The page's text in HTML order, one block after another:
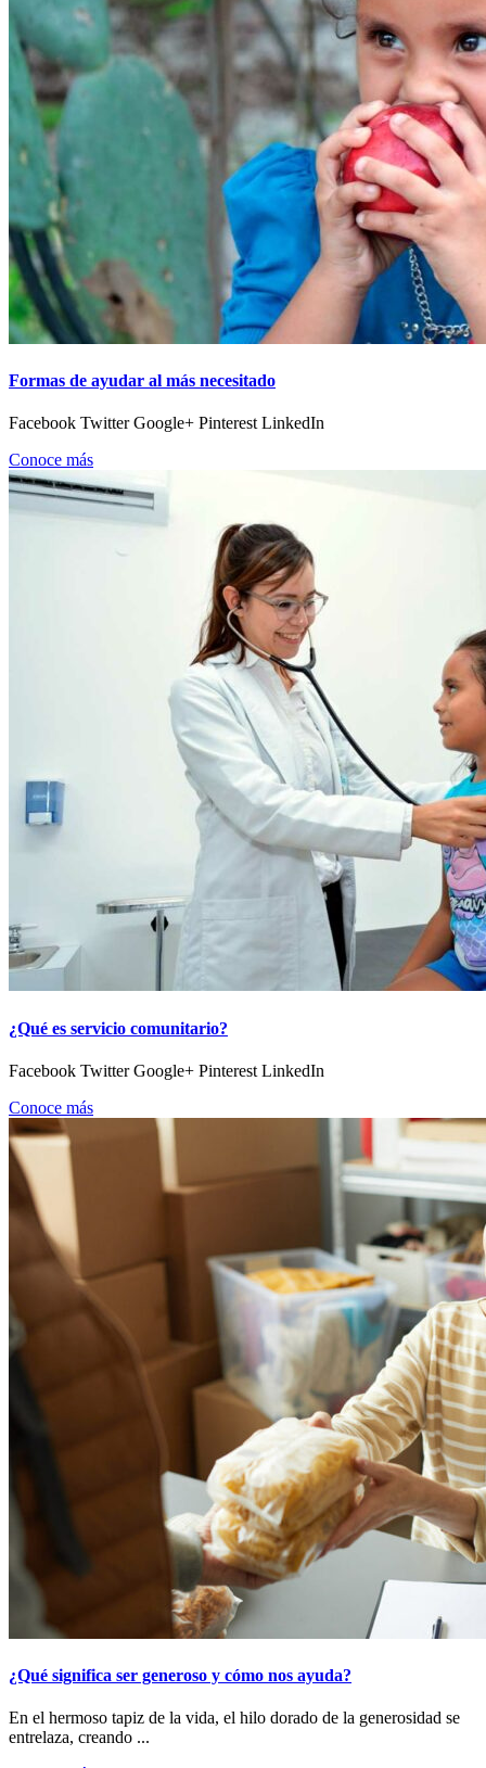
Formas de ayudar al más necesitado
Facebook Twitter Google+ Pinterest LinkedIn
Conoce más
¿Qué es servicio comunitario?
Facebook Twitter Google+ Pinterest LinkedIn
Conoce más
¿Qué significa ser generoso y cómo nos ayuda?
En el hermoso tapiz de la vida, el hilo dorado de la generosidad se
entrelaza, creando ...